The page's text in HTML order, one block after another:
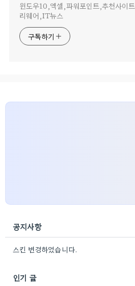
윈도우10,엑셀,파워포인트,추천사이
리웨어,IT뉴스
구독하기
공지사항
스킨 변경하였습니다.
인기 글